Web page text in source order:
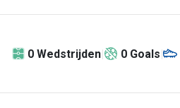
0 Wedstrijden 0 Goals